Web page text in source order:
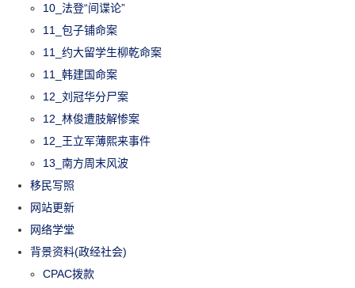
10_法登“间谍论”
11_包子铺命案
11_约大留学生柳乾命案
11_韩建国命案
12_刘冠华分尸案
12_林俊遭肢解惨案
12_王立军薄熙来事件
13_南方周末风波
移民写照
网站更新
网络学堂
背景资料(政经社会)
CPAC拨款